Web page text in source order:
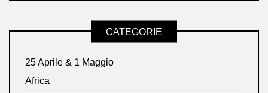
CATEGORIE
25 Aprile & 1 Maggio
Africa